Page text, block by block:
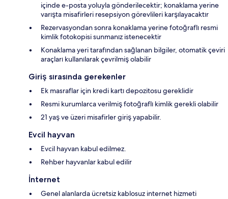
içinde e-posta yoluyla gönderilecektir; konaklama yerine
varışta misafirleri resepsiyon görevlileri karşılayacaktır
Rezervasyondan sonra konaklama yerine fotoğraflı resmi
kimlik fotokopisi sunmanız istenecektir
Konaklama yeri tarafından sağlanan bilgiler, otomatik çeviri
araçları kullanılarak çevrilmiş olabilir
Giriş sırasında gerekenler
Ek masraflar için kredi kartı depozitosu gereklidir
Resmi kurumlarca verilmiş fotoğraflı kimlik gerekli olabilir
21 yaş ve üzeri misafirler giriş yapabilir.
Evcil hayvan
Evcil hayvan kabul edilmez.
Rehber hayvanlar kabul edilir
İnternet
Genel alanlarda ücretsiz kablosuz internet hizmeti